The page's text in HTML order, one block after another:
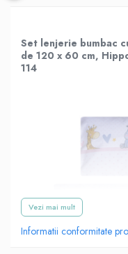
Set lenjerie bumbac
de 120 x 60 cm,
114
Vezi mai mult
Informatii conformitate